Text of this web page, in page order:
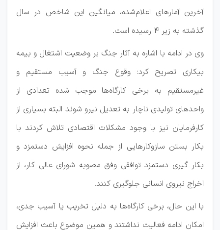
آخرین آمارهای اعلام‌شده، میانگین این شاخص در سال
گذشته به زیر ۴ رسیده است.
وی در ادامه با اشاره به آثار جنگ بر وضعیت اشتغال و بیمه
بیکاری تصریح کرد: وقوع جنگ و آسیب مستقیم و
غیرمستقیم به برخی کارگاه‌ها موجب شده تعدادی از
واحدهای تولیدی ناچار به تعدیل نیرو شوند البته بسیاری از
کارفرمایان نیز با وجود مشکلات اقتصادی تلاش کردند با
بکار بستن سازوکارهایی از جمله نحوه افزایش دستمزد و
بکار گیری دستمزد توافقی وفق مصوبه شورای عالی کار، از
اخراج نیروی انسانی جلوگیری کنند.
با این حال، برخی کارگاه‌ها به دلیل تخریب یا آسیب جدی،
امکان ادامه فعالیت نداشتند و همین موضوع باعث افزایش